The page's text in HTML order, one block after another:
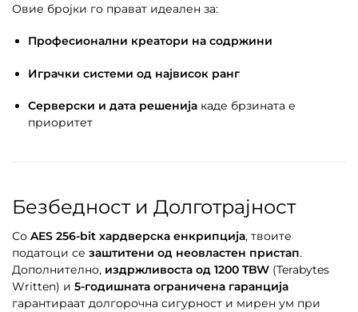
Овие бројки го прават идеален за:
Професионални креатори на содржини
Играчки системи од највисок ранг
Серверски и дата решенија каде брзината е
приоритет
Безбедност и Долготрајност
Со AES 256-bit хардверска енкрипција, твоите
податоци се заштитени од неовластен пристап.
Дополнително, издржливоста од 1200 TBW (Terabytes
Written) и 5-годишната ограничена гаранција
гарантираат долгорочна сигурност и мирен ум при